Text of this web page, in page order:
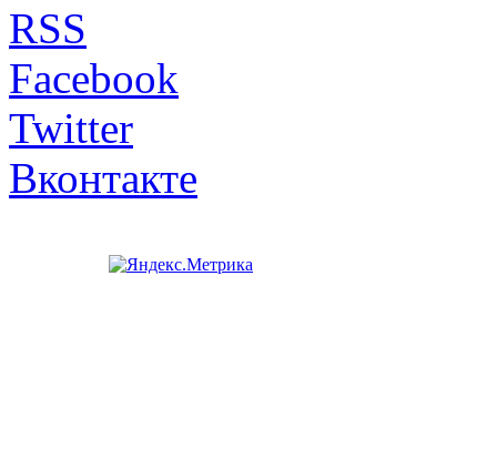
RSS
Facebook
Twitter
Вконтакте